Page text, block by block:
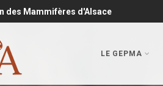
des Mammifères d'Alsace
LE GEPMA